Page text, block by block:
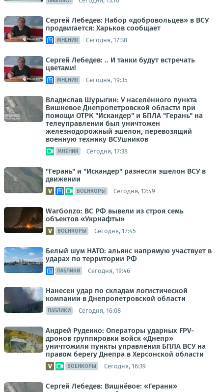
Сергей Лебедев: Набор «добровольцев» в ВСУ
продвигается: Харьков сообщает
МНЕНИЯ Сегодня, 17:38
Сергей Лебедев: .. И танки будут встречать
цветами!
МНЕНИЯ Сегодня, 19:35
Владислав Шурыгин: У населённого пункта
Вишневое Днепропетровской области при
помощи ОТРК "Искандер" и БПЛА "Герань" на
телеуправлении был уничтожен
железнодорожный эшелон, перевозящий
военную технику ВСУшников
МНЕНИЯ Сегодня, 17:38
"Герань" и "Искандер" разнесли эшелон ВСУ в
движении
ВОЕНКОРЫ Сегодня, 12:49
WarGonzo: ВС РФ вывели из строя семь
объектов «Укрнафты»
ВОЕНКОРЫ Сегодня, 17:45
Белый шум НАТО: альянс напрямую участвует в
ударах по территории РФ
ПАБЛИКИ Сегодня, 19:46
Нанесен удар по складам логистической
компании в Днепропетровской области
ПАБЛИКИ Сегодня, 16:08
Андрей Руденко: Операторы ударных FPV-
дронов группировки войск «Днепр»
уничтожили пункты управления БПЛА ВСУ на
правом берегу Днепра в Херсонской области
ВОЕНКОРЫ Сегодня, 16:39
Сергей Лебедев: Вишнёвое: «Герани»